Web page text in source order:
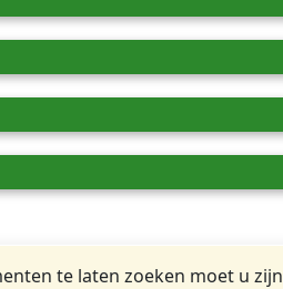
te laten zoeken moet u zijn